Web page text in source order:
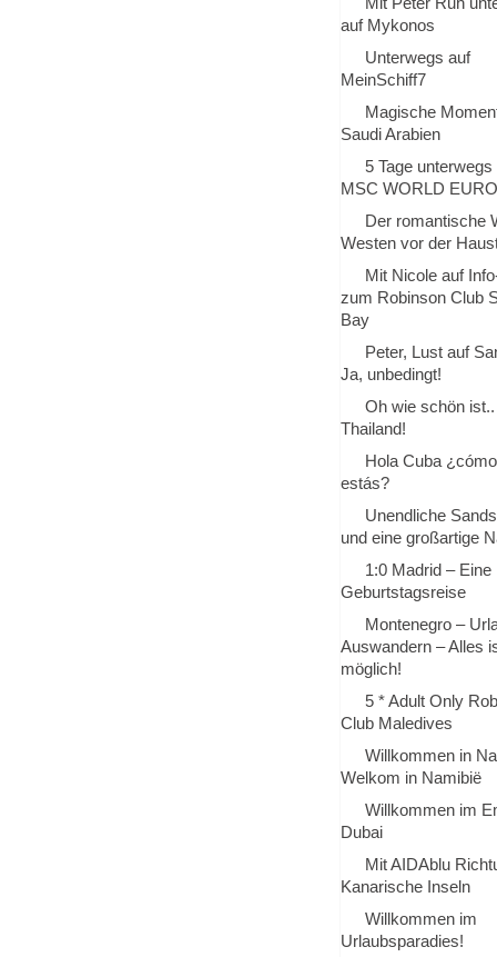
auf Mykonos
Unterwegs auf
MeinSchiff7
Magische
Saudi Arabien
5 Tage unterwegs
MSC WORLD
Der romantische
Westen vor der
Mit Nicole auf
zum Robinson Club
Bay
Peter, Lust auf
Ja, unbedingt!
Oh wie schön ist..
Thailand!
Hola Cuba ¿cómo
estás?
Unendliche
und eine großartige
1:0 Madrid – Eine
Geburtstagsreise
Montenegro –
Auswandern – Alles
möglich!
5 * Adult Only
Club Maledives
Willkommen in
Welkom in Namibië
Willkommen im
Dubai
Mit AIDAblu
Kanarische Inseln
Willkommen im
Urlaubsparadies!